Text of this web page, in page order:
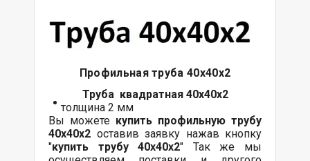
Профильная труба 40х40х2
Труба квадратная 40х40х2
толщина 2 мм
Вы можете купить профильную трубу
40х40х2 оставив заявку нажав кнопку
"купить трубу40х40х2" Так же мы